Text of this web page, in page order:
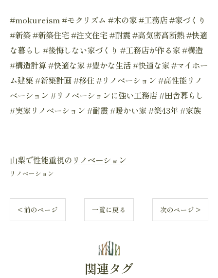
#mokureism #モクリズム #木の家 #工務店 #家づくり
#新築 #新築住宅 #注文住宅 #耐震 #高気密高断熱 #快適
な暮らし #後悔しない家づくり #工務店が作る家 #構造
#構造計算 #快適な家 #豊かな生活 #快適な家 #マイホー
ム建築 #新築計画 #移住 #リノベーション #高性能リノ
ベーション #リノベーションに強い工務店 #田舎暮らし
#実家リノベーション #耐震 #暖かい家 #築43年 #家族
山梨で性能重視のリノベーション
リノベーション
< 前のページ 一覧に戻る 次のページ >
関連タグ